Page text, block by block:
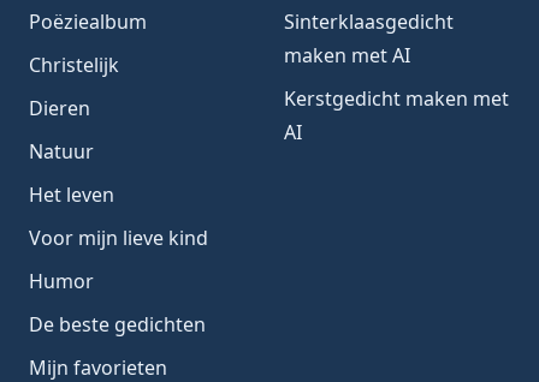
Poëziealbum
Christelijk
Dieren
Natuur
Het leven
Voor mijn lieve kind
Humor
De beste gedichten
Mijn favorieten
Sinterklaasgedicht
maken met AI
Kerstgedicht maken met
AI